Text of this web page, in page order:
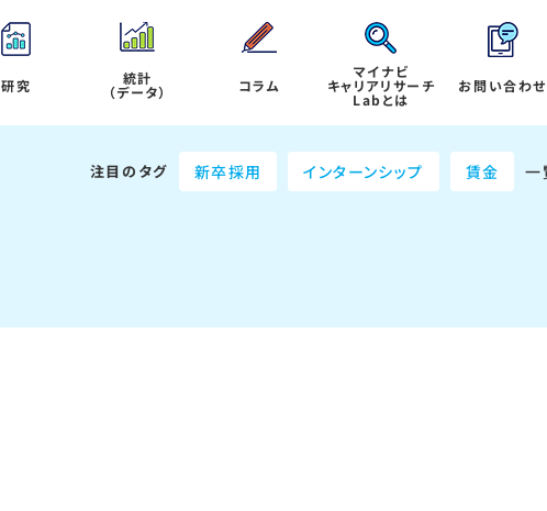
研究 統計
（データ） コラム
マイナビ
キャリアリサーチ
Labとは
お問い合わせ
注目のタグ 新卒採用 インターンシップ 賃金 一